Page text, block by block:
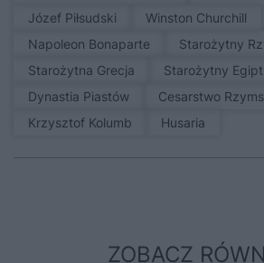
Józef Piłsudski
Winston Churchill
Napoleon Bonaparte
Starożytny
Starożytna Grecja
Starożytny Egipt
Dynastia Piastów
Cesarstwo
Krzysztof Kolumb
Husaria
ZOBACZ